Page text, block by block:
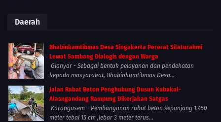
Daerah
Bhabinkamtibmas Desa Singakerta Pererat Silaturahmi
Lewat Sambang Dialogis dengan Warga
Gianyar - Sebagai bentuk pelayanan dan pendekatan
kepada masyarakat, Bhabinkamtibmas Desa...
Jalan Rabat Beton Penghubung Dusun Kubakal-
Alasngandang Rampung Dikerjakan Satgas
Karangasem – Pembangunan rabat beton sepanjang 1.450
meter tebal 15 cm ,lebar 3 meter terus...